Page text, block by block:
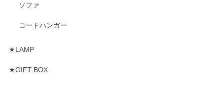
ソファ
コートハンガー
★LAMP
★GIFT BOX